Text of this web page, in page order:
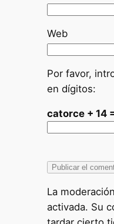
Web
Por favor,
en dígitos:
catorce + 14
La
activada. Su